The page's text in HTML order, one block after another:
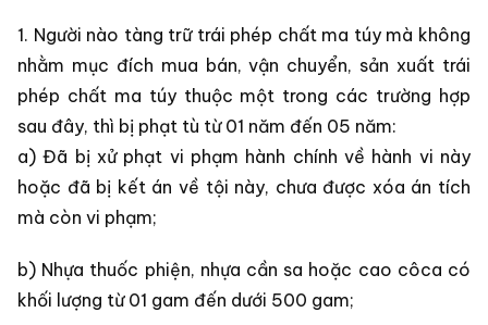
1. Người nào tàng trữ trái phép chất ma túy mà không
nhằm mục đích mua bán, vận chuyển, sản xuất trái
phép chất ma túy thuộc một trong các trường hợp
sau đây, thì bị phạt tù từ 01 năm đến 05 năm:
a) Đã bị xử phạt vi phạm hành chính về hành vi này
hoặc đã bị kết án về tội này, chưa được xóa án tích
mà còn vi phạm;
b) Nhựa thuốc phiện, nhựa cần sa hoặc cao côca có
khối lượng từ 01 gam đến dưới 500 gam;